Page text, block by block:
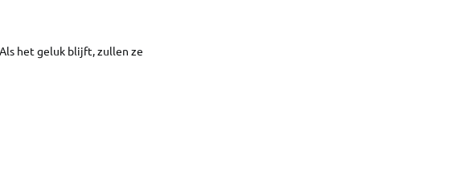
het geluk blijft, zullen ze